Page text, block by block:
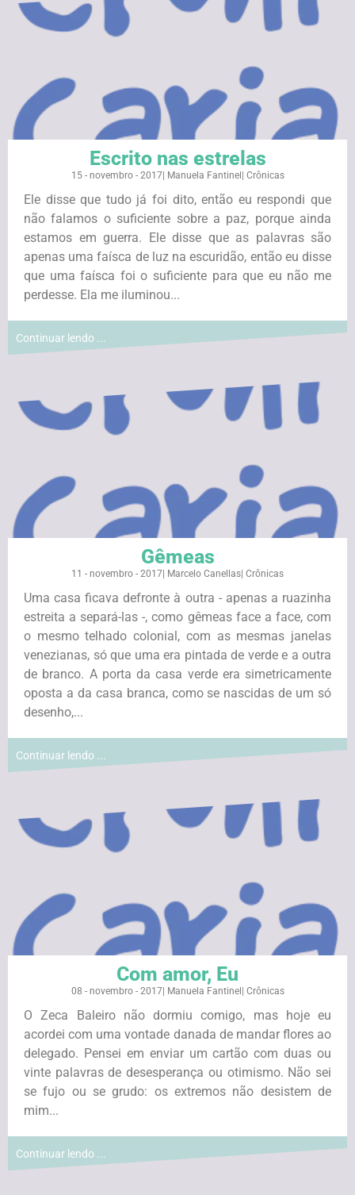
Escrito nas estrelas
15 - novembro - 2017| Manuela Fantinel Crônicas
Ele disse que tudo já foi dito, então eu respondi que
não falamos o suficiente sobre a paz, porque ainda
estamos em guerra. Ele disse que as palavras são
apenas uma faísca de luz na escuridão, então eu disse
que uma faísca foi o suficiente para que eu não me
perdesse. Ela me iluminou...
Continuar lendo ...
Gêmeas
11 - novembro - 2017 Marcelo Canellas Crônicas
Uma casa ficava defronte à outra - apenas a ruazinha
estreita a separá-las -, como gêmeas face a face, com
o mesmo telhado colonial, com as mesmas janelas
venezianas, só que uma era pintada de verde e a outra
de branco. A porta da casa verde era simetricamente
oposta a da casa branca, como se nascidas de um só
desenho,...
Continuar lendo ...
Com amor, Eu
08 - novembro - 2017| Manuela Fantinel Crônicas
O Zeca Baleiro não dormiu comigo, mas hoje eu
acordei com uma vontade danada de mandar flores ao
delegado. Pensei em enviar um cartão com duas ou
vinte palavras de desesperança ou otimismo. Não sei
se fujo ou se grudo: os extremos não desistem de
mim...
Continuar lendo ...